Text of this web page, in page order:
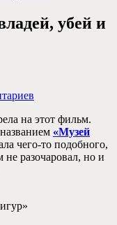
убей и
на этот фильм.
«Музей
чего-то подобного,
не разочаровал, но и